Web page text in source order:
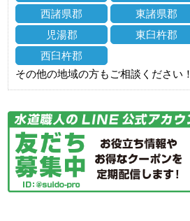
西諸県郡
東諸県郡
児湯郡
東臼杵郡
西臼杵郡
その他の地域の方もご相談ください！